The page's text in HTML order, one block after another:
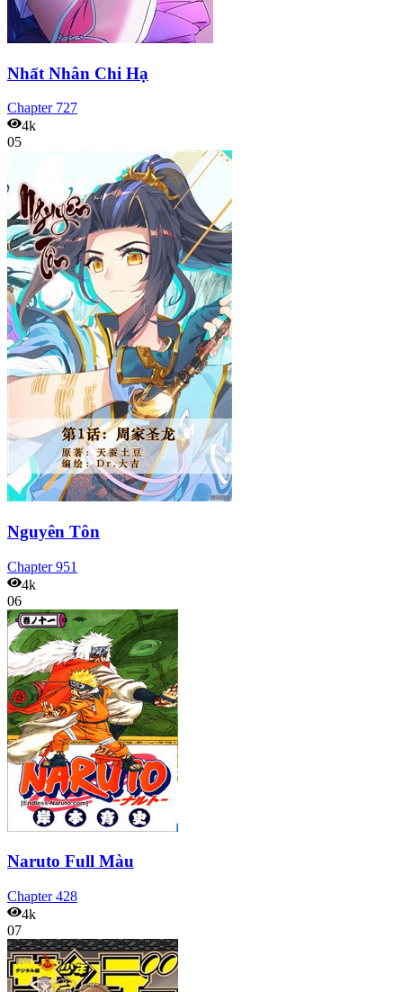
Nhất Nhân Chi Hạ
Chapter 727
4k
05
Nguyên Tôn
Chapter951
4k
06
Naruto Full Màu
Chapter428
4k
07